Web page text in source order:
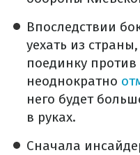
Впоследствии
уехать из
поединку
неоднократно
него будет
в руках.
Сначала